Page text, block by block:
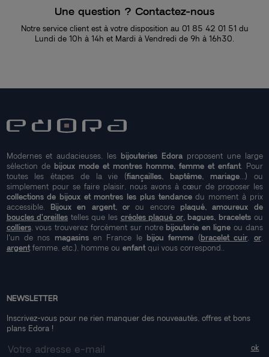
Une question ? Contactez-nous
Notre service client est à votre disposition au 01 85 42 01 51 du
Lundi de 10h à 14h et Mardi à Vendredi de 9h à 16h30.
Modernes et audacieuses, les bijouteries Edoraproposent une large
sélection de bijoux mode et montres homme, femme et enfant. Pour
toutes les étapes de la vie (fiançailles, baptême, mariage...) ou
simplement pour se faire plaisir, nous avons à cœur de proposer les
collections de bijoux et montres les plus tendancedu moment à prix
accessible. Bijoux en argent, orou encore plaqué, amoureux de
boucles d'oreilles telles que les créoles plaqué or, bagues, braceletsou
colliers, vous trouverez forcément sur notre bijouterie en ligne ou dans
l'un de nos magasinsen France le bijou femme (bracelet cuir or,
argentfemme, etc.), homme ou enfantqui vous correspond..
NEWSLETTER
Inscrivez-vous pour ne rien manquer des nouveautés, offres et bons
plans Edora !